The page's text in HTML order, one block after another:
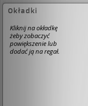
Okładki
Kliknij na okładkę
żeby zobaczyć
powiększenie lub
dodać ją na regał.